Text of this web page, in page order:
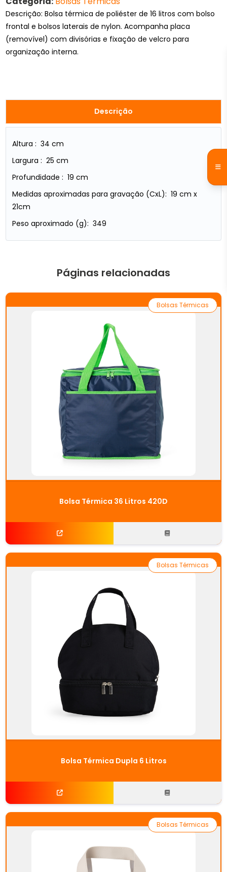
Descrição: Bolsa térmica de poliéster de 16 litros com bolso
frontal e bolsos laterais de nylon. Acompanha placa
(removível) com divisórias e fixação de velcro para
organização interna.
Descrição
Altura : 34 cm
Largura : 25 cm
Profundidade : 19 cm
Medidas aproximadas para gravação (CxL): 19 cm x
21cm
Peso aproximado (g): 349
Páginas relacionadas
Bolsa Térmica 36 Litros 420D
Bolsas Térmicas
Bolsa Térmica Dupla 6 Litros
Bolsas Térmicas
Bolsas Térmicas